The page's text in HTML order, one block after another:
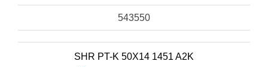
543550
SHR PT-K 50X14 1451 A2K